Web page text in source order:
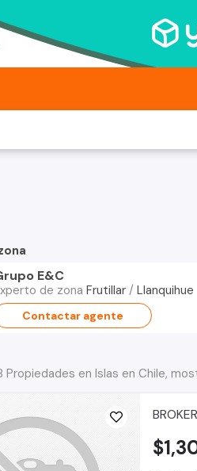
E&C
de zona Frutillar/ Llanquihue
Contactar agente
en Islas en Chile,